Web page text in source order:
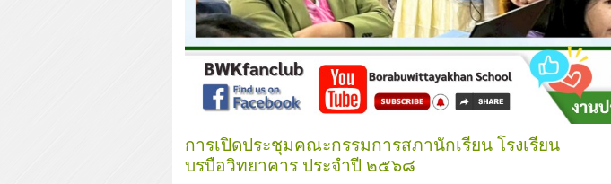
การเปิดประชุมคณะกรรมการสภานักเรียน โรงเรียน
บรบือวิทยาคาร ประจำปี ๒๕๖๘